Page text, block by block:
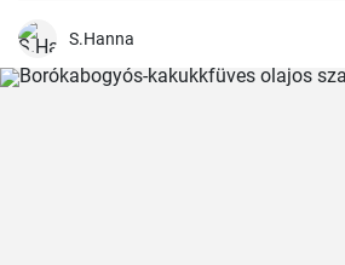
S.Hanna